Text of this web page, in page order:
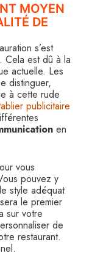
MOYEN
DE
s’est
Cela est dû à la
actuelle. Les
distinguer,
à cette rude
publicitaire
en
vous
pouvez y
style adéquat
le premier
sur votre
de
restaurant.